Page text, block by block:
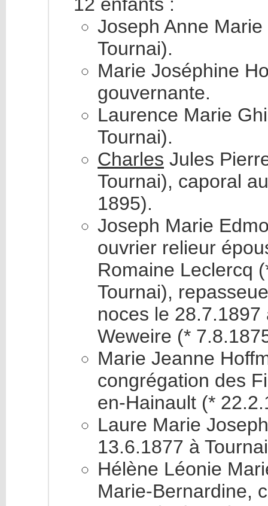
Joseph Anne
Tournai).
Marie Joséphine
gouvernante.
Laurence Marie
Tournai).
Charles Jules
Tournai), caporal
1895).
Joseph Marie
ouvrier relieur
Romaine Leclercq
Tournai),
noces le
Weweire (*
Marie Jeanne
congrégation des
en-Hainault (*
Laure Marie
13.6.1877 à
Hélène Léonie
Marie-Bernardine,